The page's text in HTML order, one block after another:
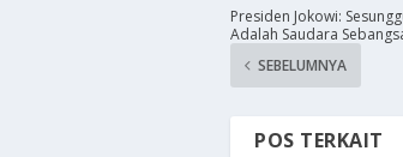
Presiden Jokowi:
Adalah Saudara
SEBELUMNYA
POS TERKAIT